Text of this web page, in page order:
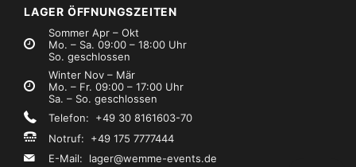
LAGER ÖFFNUNGSZEITEN
Sommer Apr – Okt
Mo. – Sa. 09:00 – 18:00 Uhr
So. geschlossen
Winter Nov – Mär
Mo. – Fr. 09:00 – 17:00 Uhr
Sa. – So. geschlossen
Telefon: +49 30 8161603-70
Notruf: +49 175 7777444
E-Mail: lager@wemme-events.de